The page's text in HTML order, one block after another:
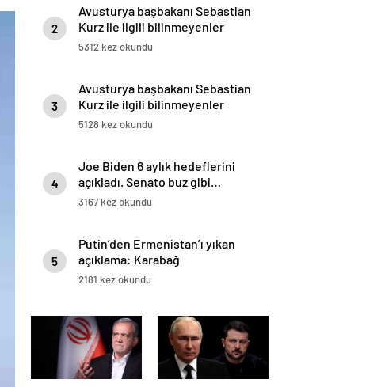
2
Avusturya başbakanı Sebastian
Kurz ile ilgili bilinmeyenler
5312 kez okundu
3
Avusturya başbakanı Sebastian
Kurz ile ilgili bilinmeyenler
5128 kez okundu
4
Joe Biden 6 aylık hedeflerini
açıkladı. Senato buz gibi…
3167 kez okundu
5
Putin’den Ermenistan’ı yıkan
açıklama: Karabağ
Azerbaycan’ın ayrılmaz bir
2181 kez okundu